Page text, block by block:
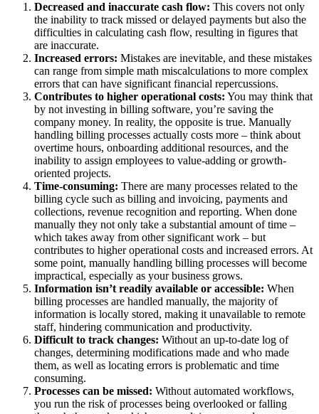
Decreased and inaccurate cash flow: This covers not only
the inability to track missed or delayed payments but also the
difficulties in calculating cash flow, resulting in figures that
are inaccurate.
Increased errors: Mistakes are inevitable, and these mistakes
can range from simple math miscalculations to more complex
errors that can have significant financial repercussions.
Contributes to higher operational costs: You may think that
by not investing in billing software, you’re saving the
company money. In reality, the opposite is true. Manually
handling billing processes actually costs more – think about
overtime hours, onboarding additional resources, and the
inability to assign employees to value-adding or growth-
oriented projects.
Time-consuming: There are many processes related to the
billing cycle such as billing and invoicing, payments and
collections, revenue recognition and reporting. When done
manually they not only take a substantial amount of time –
which takes away from other significant work – but
contributes to higher operational costs and increased errors. At
some point, manually handling billing processes will become
impractical, especially as your business grows.
Information isn’t readily available or accessible: When
billing processes are handled manually, the majority of
information is locally stored, making it unavailable to remote
staff, hindering communication and productivity.
Difficult to track changes: Without an up-to-date log of
changes, determining modifications made and who made
them, as well as locating errors is problematic and time
consuming.
Processes can be missed: Without automated workflows,
you run the risk of processes being overlooked or falling